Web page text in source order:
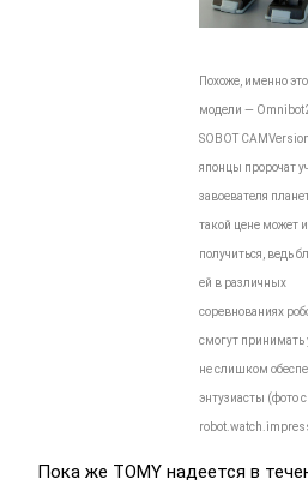
Похоже, именно
модели —
SOBOT
японцы пророчат
завоевателя
такой цене может и
получиться, ведь
ей в различных
соревнованиях
смогут принимать
не слишком
энтузиасты (фото с
Пока же TOMY надеется в